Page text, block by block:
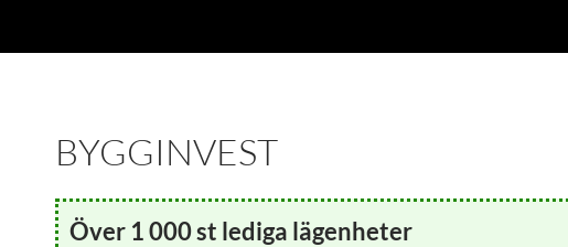
BYGGINVEST
Över 1 000 st lediga lägenheter